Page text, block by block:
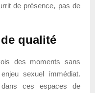
de présence, pas de
qualité
des moments sans
sexuel immédiat.
dans ces espaces de